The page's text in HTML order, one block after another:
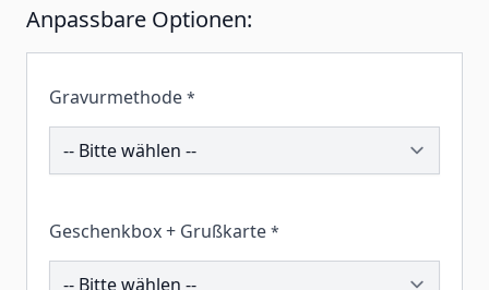
Anpassbare Optionen:
Gravurmethode *
260635
Geschenkbox + Grußkarte *
259363